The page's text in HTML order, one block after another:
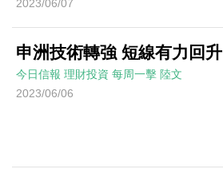
2023/06/07
申洲技術轉強 短線有力回升
今日信報 理財投資 每周一擊 陸文
2023/06/06